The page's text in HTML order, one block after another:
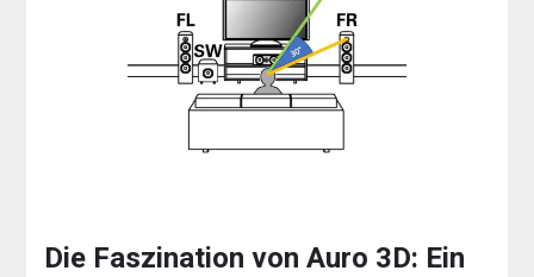
Die Faszination von Auro 3D: Ein